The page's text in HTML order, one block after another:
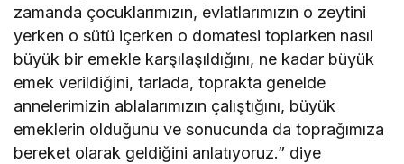
zamanda çocuklarımızın, evlatlarımızın o zeytini
yerken o sütü içerken o domatesi toplarken nasıl
büyük bir emekle karşılaşıldığını, ne kadar büyük
emek verildiğini, tarlada, toprakta genelde
annelerimizin ablalarımızın çalıştığını, büyük
emeklerin olduğunu ve sonucunda da toprağımıza
bereket olarak geldiğini anlatıyoruz.” diye